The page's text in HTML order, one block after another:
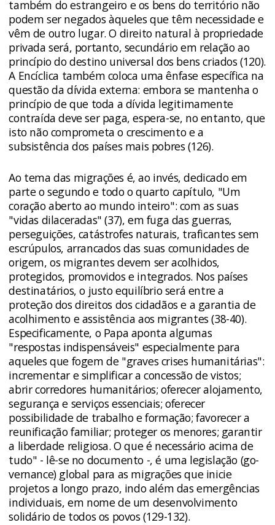
também do estrangeiro e os bens do território não
podem ser negados àqueles que têm necessidade e
vêm de outro lugar. O direito natural à propriedade
privada será, portanto, secundário em relação ao
princípio do destino universal dos bens criados (120).
A Encíclica também coloca uma ênfase específica na
questão da dívida externa: embora se mantenha o
princípio de que toda a dívida legitimamente
contraída deve ser paga, espera-se, no entanto, que
isto não comprometa o crescimento e a
subsistência dos países mais pobres (126).
Ao tema das migrações é, ao invés, dedicado em
parte o segundo e todo o quarto capítulo, "Um
coração aberto ao mundo inteiro": com as suas
"vidas dilaceradas" (37), em fuga das guerras,
perseguições, catástrofes naturais, traficantes sem
escrúpulos, arrancados das suas comunidades de
origem, os migrantes devem ser acolhidos,
protegidos, promovidos e integrados. Nos países
destinatários, o justo equilíbrio será entre a
proteção dos direitos dos cidadãos e a garantia de
acolhimento e assistência aos migrantes (38-40).
Especificamente, o Papa aponta algumas
"respostas indispensáveis" especialmente para
aqueles que fogem de "graves crises humanitárias":
incrementar e simplificar a concessão de vistos;
abrir corredores humanitários; oferecer alojamento,
segurança e serviços essenciais; oferecer
possibilidade de trabalho e formação; favorecer a
reunificação familiar; proteger os menores; garantir
a liberdade religiosa. O que é necessário acima de
tudo" - lê-se no documento -, é uma legislação (go­
vernance) global para as migrações que inicie
projetos a longo prazo, indo além das emergências
individuais, em nome de um desenvolvimento
solidário de todos os povos (129-132).